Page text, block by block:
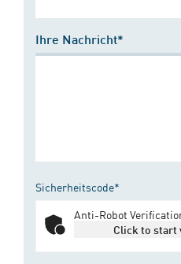
Ihre Nachricht*
Sicherheitscode*
Anti-Robot
Click to